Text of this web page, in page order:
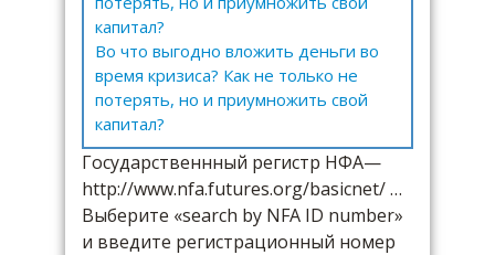
капитал?
Во что выгодно вложить деньги во
время кризиса? Как не только не
потерять, но и приумножить свой
капитал?
Государственнный регистр НФА—
http://www.nfa.futures.org/basicnet/ …
Выберите «search by NFA ID number»
и введите регистрационный номер